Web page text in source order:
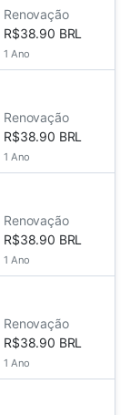
Renovação
R$38.90 BRL
1 Ano
Renovação
R$38.90 BRL
1 Ano
Renovação
R$38.90 BRL
1 Ano
Renovação
R$38.90 BRL
1 Ano